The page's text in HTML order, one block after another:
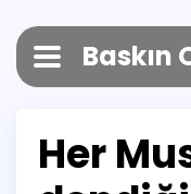
Baskın
Her